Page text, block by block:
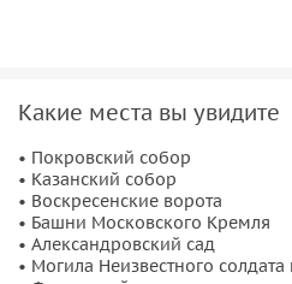
Какие места вы увидите
• Покровский собор
• Казанский собор
• Воскресенские ворота
• Башни Московского Кремля
• Александровский сад
• Могила Неизвестного